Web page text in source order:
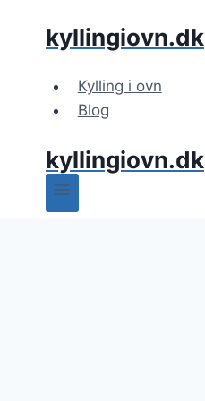
kyllingiovn.dk
Kylling i ovn
Blog
kyllingiovn.dk